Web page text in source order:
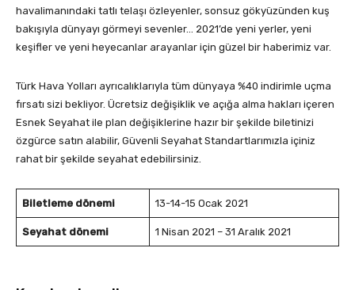
havalimanındaki tatlı telaşı özleyenler, sonsuz gökyüzünden kuş
bakışıyla dünyayı görmeyi sevenler… 2021’de yeni yerler, yeni
keşifler ve yeni heyecanlar arayanlar için güzel bir haberimiz var.
Türk Hava Yolları ayrıcalıklarıyla tüm dünyaya %40 indirimle uçma
fırsatı sizi bekliyor. Ücretsiz değişiklik ve açığa alma hakları içeren
Esnek Seyahat ile plan değişiklerine hazır bir şekilde biletinizi
özgürce satın alabilir, Güvenli Seyahat Standartlarımızla içiniz
rahat bir şekilde seyahat edebilirsiniz.
Biletleme dönemi 13-14-15 Ocak 2021
Seyahat dönemi 1 Nisan 2021 – 31 Aralık 2021